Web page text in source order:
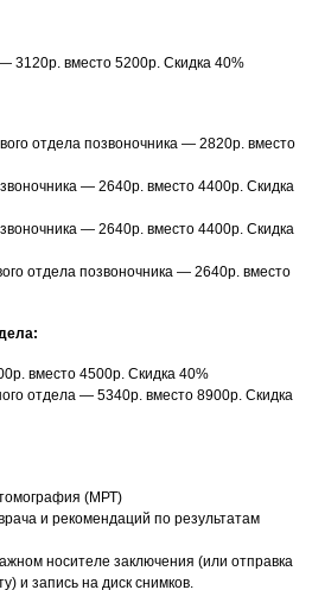
3120р. вместо 5200р. Скидка 40%
отдела позвоночника — 2820р. вместо
— 2640р. вместо 4400р. Скидка
— 2640р. вместо 4400р. Скидка
отдела позвоночника — 2640р. вместо
вместо 4500р. Скидка 40%
отдела — 5340р. вместо 8900р. Скидка
(МРТ)
и рекомендаций по результатам
носителе заключения (или отправка
и запись на диск снимков.